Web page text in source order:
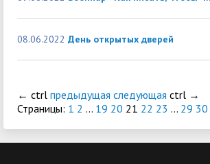
08.06.2022 День открытых дверей
← ctrl предыдущая следующая ctrl →
Страницы: 1 2 ... 19 20 21 22 23 ... 29 30